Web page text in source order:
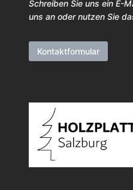
Schreiben Sie uns ein E-
uns an oder nutzen Sie
Kontaktformular